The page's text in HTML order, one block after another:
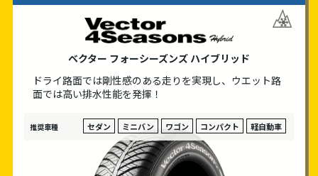
ベクター フォーシーズンズ ハイブリッド
ドライ路面では剛性感のある走りを実現し、 ウエット路
面では高い排水性能を発揮！
推奨車種 セダン ミニバン ワゴン コンパクト 軽自動車